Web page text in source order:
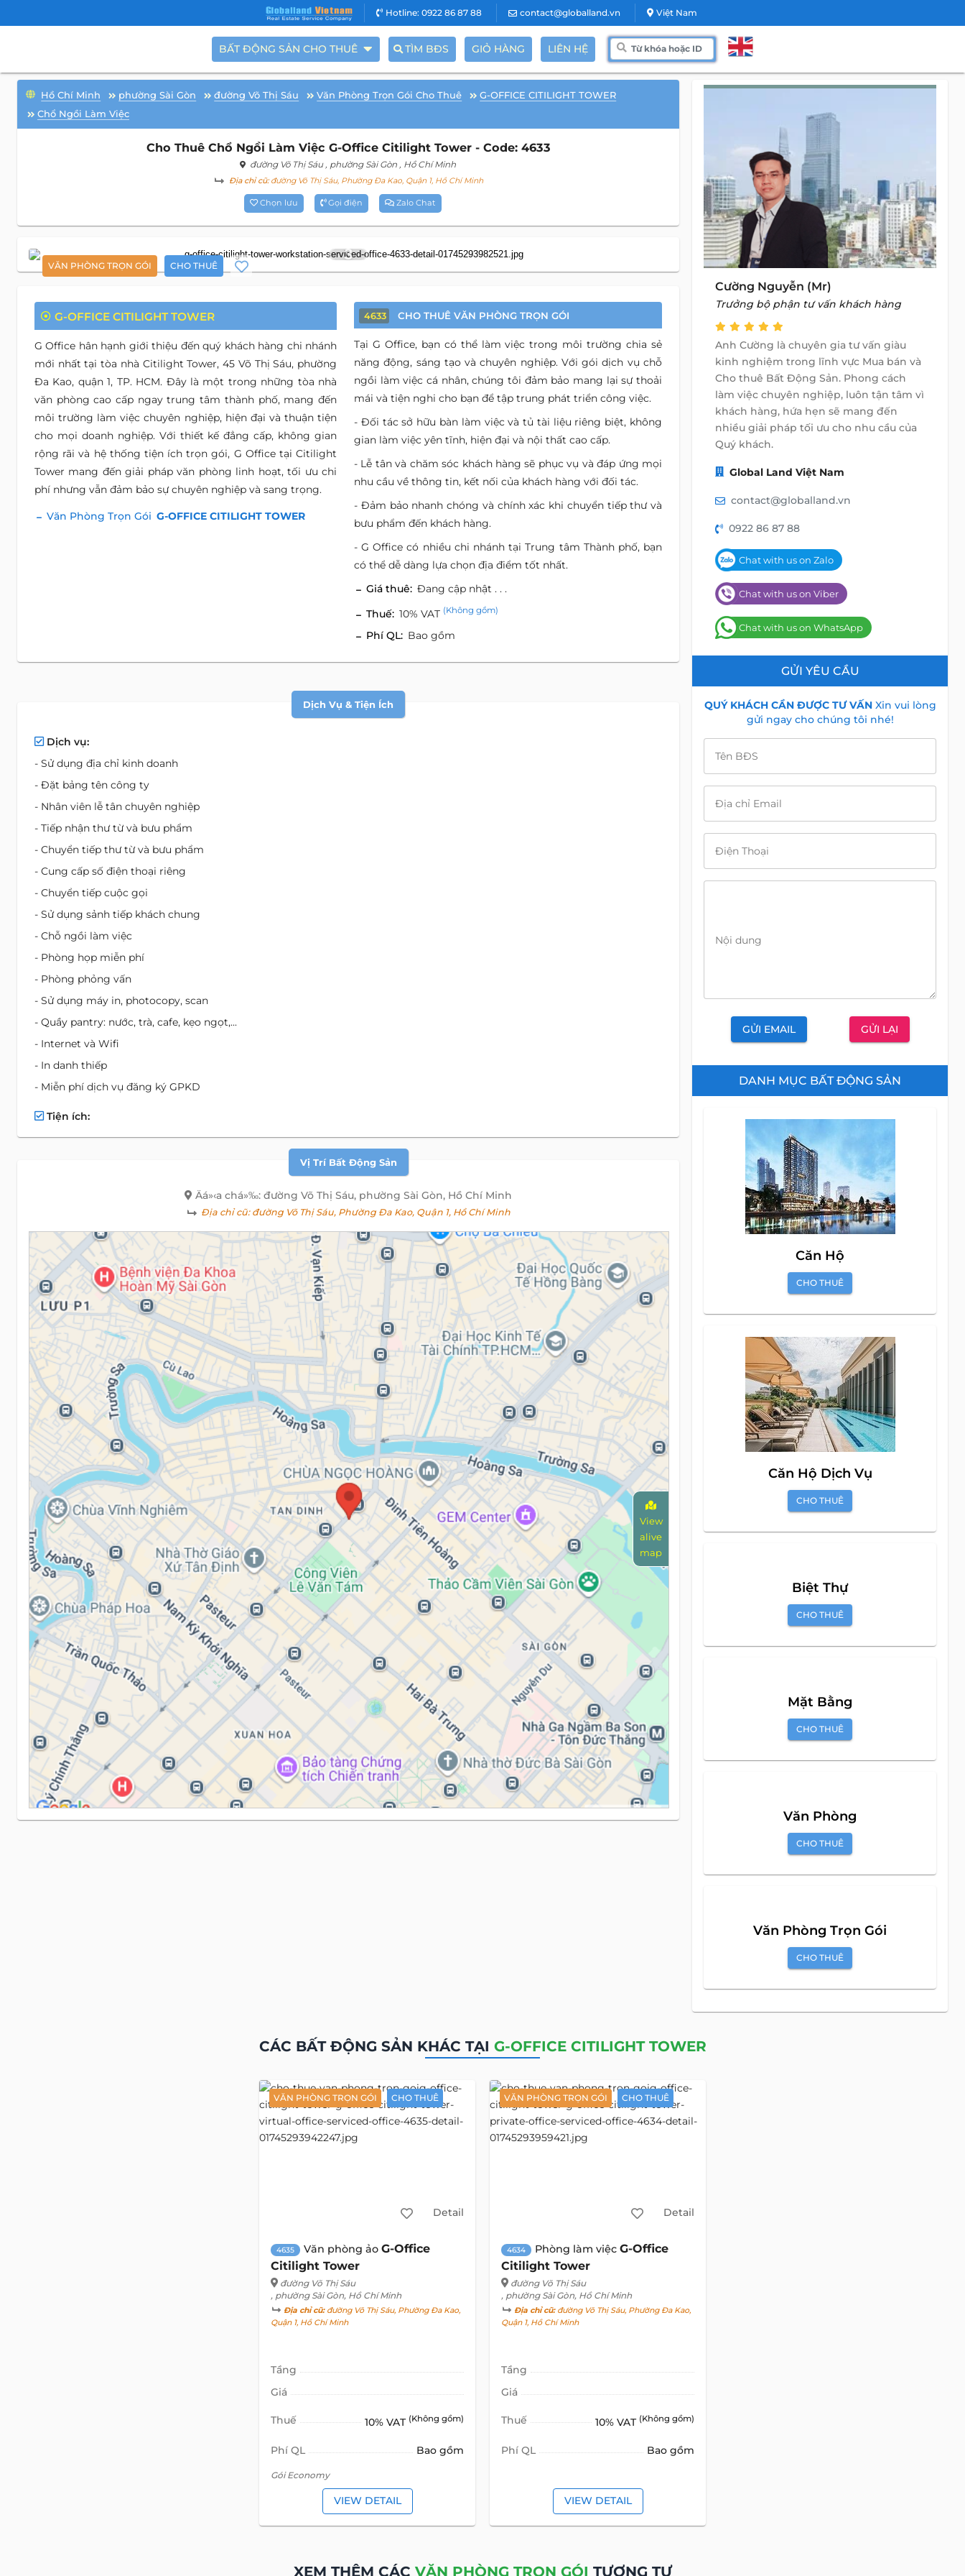
Hotline: 0922 86 87 88 contact@globalland.vn Việt Nam
BẤT ĐỘNG SẢN CHO THUÊ TÌM BĐS GIỎ HÀNG LIÊN HỆ
Hồ Chí Minh phường Sài Gòn đường Võ Thị Sáu Văn Phòng Trọn Gói Cho Thuê
G-OFFICE CITILIGHT TOWER
Chổ Ngồi Làm Việc
Cho Thuê Chổ Ngồi Làm Việc G-Office Citilight Tower - Code: 4633
đường Võ Thị Sáu , phường Sài Gòn , Hồ Chí Minh
Địa chỉ cũ:đường Võ Thị Sáu, Phường Đa Kao, Quận 1, Hồ Chí Minh
Chọn lưu Gọi điện Zalo Chat
VĂN PHÒNG TRỌN GÓI CHO THUÊ
3
G-OFFICE CITILIGHT TOWER
G Office hân hạnh giới thiệu đến quý khách hàng chi nhánh
mới nhất tại tòa nhà Citilight Tower, 45 Võ Thị Sáu, phường
Đa Kao, quận 1, TP. HCM. Đây là một trong những tòa nhà
văn phòng cao cấp ngay trung tâm thành phố, mang đến
môi trường làm việc chuyên nghiệp, hiện đại và thuận tiện
cho mọi doanh nghiệp. Với thiết kế đẳng cấp, không gian
rộng rãi và hệ thống tiện ích trọn gói, G Office tại Citilight
Tower mang đến giải pháp văn phòng linh hoạt, tối ưu chi
phí nhưng vẫn đảm bảo sự chuyên nghiệp và sang trọng.
Văn Phòng Trọn Gói G-OFFICE CITILIGHT TOWER
4633 CHO THUÊ VĂN PHÒNG TRỌN GÓI
Tại G Office, bạn có thể làm việc trong môi trường chia sẻ
năng động, sáng tạo và chuyên nghiệp. Với gói dịch vụ chỗ
ngồi làm việc cá nhân, chúng tôi đảm bảo mang lại sự thoải
mái và tiện nghi cho bạn để tập trung phát triển công việc.
- Đối tác sở hữu bàn làm việc và tủ tài liệu riêng biệt, không
gian làm việc yên tĩnh, hiện đại và nội thất cao cấp.
- Lễ tân và chăm sóc khách hàng sẽ phục vụ và đáp ứng mọi
nhu cầu về thông tin, kết nối của khách hàng với đối tác.
- Đảm bảo nhanh chóng và chính xác khi chuyển tiếp thư và
bưu phẩm đến khách hàng.
- G Office có nhiều chi nhánh tại Trung tâm Thành phố, bạn
có thể dễ dàng lựa chọn địa điểm tốt nhất.
Giá thuê: Đang cập nhật . . .
Thuế: 10% VAT (Không gồm)
Phí QL: Bao gồm
Dịch Vụ & Tiện Ích
Dịch vụ:
- Sử dụng địa chỉ kinh doanh
- Đặt bảng tên công ty
- Nhân viên lễ tân chuyên nghiệp
- Tiếp nhận thư từ và bưu phẩm
- Chuyển tiếp thư từ và bưu phẩm
- Cung cấp số điện thoại riêng
- Chuyển tiếp cuộc gọi
- Sử dụng sảnh tiếp khách chung
- Chỗ ngồi làm việc
- Phòng họp miễn phí
- Phòng phỏng vấn
- Sử dụng máy in, photocopy, scan
- Quầy pantry: nước, trà, cafe, kẹo ngọt,...
- Internet và Wifi
- In danh thiếp
- Miễn phí dịch vụ đăng ký GPKD
Tiện ích:
Vị Trí Bất Động Sản
Äá»‹a chá»‰: đường Võ Thị Sáu, phường Sài Gòn, Hồ Chí Minh
Địa chỉ cũ:đường Võ Thị Sáu, Phường Đa Kao, Quận 1, Hồ Chí Minh
View
alive
map
Cường Nguyễn (Mr)
Trưởng bộ phận tư vấn khách hàng
Anh Cường là chuyên gia tư vấn giàu
kinh nghiệm trong lĩnh vực Mua bán và
Cho thuê Bất Động Sản. Phong cách
làm việc chuyên nghiệp, luôn tận tâm vì
khách hàng, hứa hẹn sẽ mang đến
nhiều giải pháp tối ưu cho nhu cầu của
Quý khách.
Global Land Việt Nam
contact@globalland.vn
0922 86 87 88
Chat with us on Zalo
Chat with us on Viber
Chat with us on WhatsApp
GỬI YÊU CẦU
QUÝ KHÁCH CẦN ĐƯỢC TƯ VẤNXin vui lòng
gửi ngay cho chúng tôi nhé!
Tên BĐS
Địa chỉ Email
Điện Thoại
Nội dung
GỬI EMAIL GỬI LẠI
DANH MỤC BẤT ĐỘNG SẢN
Căn Hộ
CHO THUÊ
Căn Hộ Dịch Vụ
CHO THUÊ
CHO THUÊ
CHO THUÊ
CÁC BẤT ĐỘNG SẢN KHÁC TẠI G-OFFICE CITILIGHT TOWER
VĂN PHÒNG TRỌN GÓI CHO THUÊ VĂN PHÒNG TRỌN GÓI CHO THUÊ